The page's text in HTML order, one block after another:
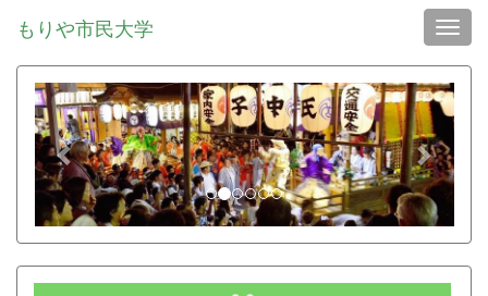
もりや市民大学
p
r
e
v
i
o
u
n
e
x
t